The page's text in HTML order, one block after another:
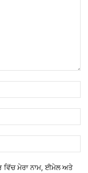
ਵਿੱਚ ਮੇਰਾ ਨਾਮ, ਈਮੇਲ ਅਤੇ